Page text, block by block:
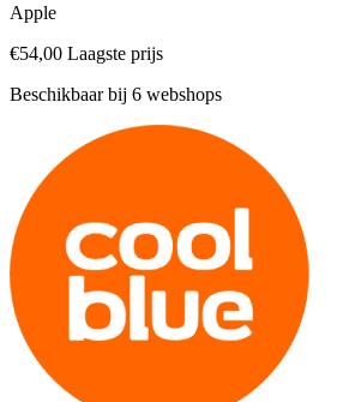
Apple
€54,00 Laagste prijs
Beschikbaar bij 6 webshops